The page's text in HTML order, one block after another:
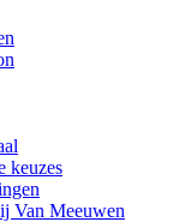
keuzes
Van Meeuwen